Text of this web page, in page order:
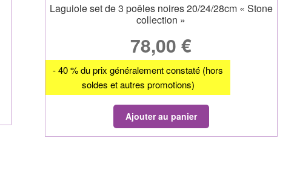
Laguiole set de 3 poêles noires 20/24/28cm « Stone
collection »
78,00€
- 40 % du prix généralement constaté (hors
soldes et autres promotions)
Ajouter au panier